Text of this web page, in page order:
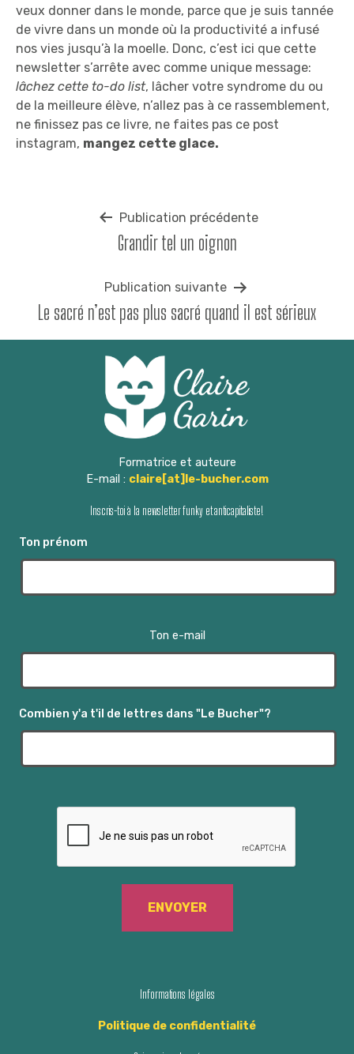
veux donner dans le monde, parce que je suis tannée
de vivre dans un monde où la productivité a infusé
nos vies jusqu’à la moelle. Donc, c’est ici que cette
newsletter s’arrête avec comme unique message:
lâchez cette to-do list, lâcher votre syndrome du ou
de la meilleure élève, n’allez pas à ce rassemblement,
ne finissez pas ce livre, ne faites pas ce post
instagram, mangez cette glace.
Navigation
Publication précédente
Grandir tel un oignon
Publication suivante
Le sacré n’est pas plus sacré quand il est sérieux
Formatrice et auteure
E-mail : claire[at]le-bucher.com
Inscris-toi à la newsletter funky et anticapitaliste!
Ton prénom
Ton e-mail
Combien y'a t'il de lettres dans "Le Bucher"?
Informations légales
Politique de confidentialité